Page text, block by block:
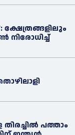
ക്ഷേത്രങ്ങളിലും
പത്താം